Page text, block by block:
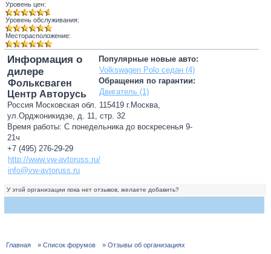
Уровень цен:
Уровень обслуживания:
Месторасположение:
Популярные новые авто:
Volkswagen Polo седан (4)
Обращения по гарантии:
Двигатель (1)
Информация о
дилере
Фольксваген
Центр Авторусь
Россия Московская обл. 115419 г.Москва,
ул.Орджоникидзе, д. 11, стр. 32
Время работы: С понедельника до воскресенья 9-
21ч
+7 (495) 276-29-29
http://www.vw-avtoruss.ru/
info@vw-avtoruss.ru
У этой организации пока нет отзывов, желаете добавить?
Главная » Список форумов » Отзывы об организациях